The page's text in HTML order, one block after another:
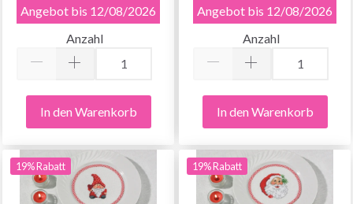
Angebot bis 12/08/2026
Anzahl
In den Warenkorb
Angebot bis 12/08/2026
Anzahl
In den Warenkorb
19% Rabatt 19% Rabatt